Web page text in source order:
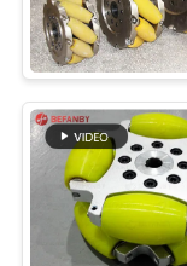
FORDERN
SIE EIN
ZITAT
SITEMAP
PRIVACY
AGV